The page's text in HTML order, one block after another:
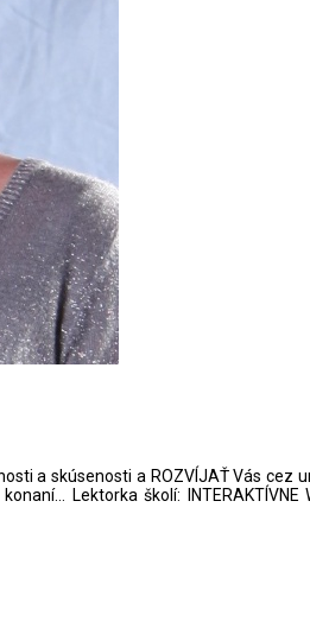
a skúsenosti a ROZVÍJAŤ Vás
Lektorka školí: INTERAKTÍVNE